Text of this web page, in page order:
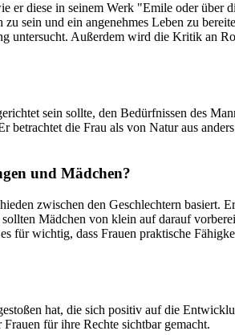
er diese in seinem Werk "Emile oder über
sein und ein angenehmes Leben zu
untersucht. Außerdem wird die Kritik an
sein sollte, den Bedürfnissen des
die Frau als von Natur aus
und Mädchen?
zwischen den Geschlechtern basiert.
Mädchen von klein auf darauf
für wichtig, dass Frauen praktische
hat, die sich positiv auf die
für ihre Rechte sichtbar gemacht.